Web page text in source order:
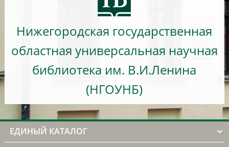
Нижегородская государственная
областная универсальная научная
библиотека им. В.И.Ленина
(НГОУНБ)
ЕДИНЫЙ КАТАЛОГ